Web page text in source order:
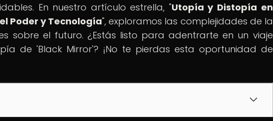
En nuestro artículo estrella, "Utopía y Distopía en
Poder y Tecnología", exploramos las complejidades de la
sobre el futuro. ¿Estás listo para adentrarte en un viaje
de 'Black Mirror'? ¡No te pierdas esta oportunidad de